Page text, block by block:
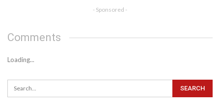
- Sponsored -
Comments
Loading...